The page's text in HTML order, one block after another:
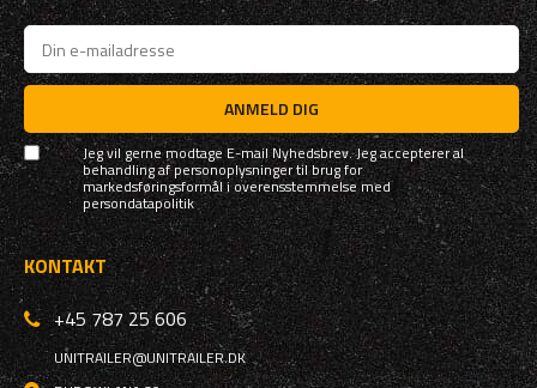
ANMELD DIG
Jeg vil gerne modtage E-mail Nyhedsbrev. Jeg accepterer al
behandling af personoplysninger til brug for
markedsføringsformål i overensstemmelse med
persondatapolitik
KONTAKT
+45 787 25 606
UNITRAILER@UNITRAILER.DK